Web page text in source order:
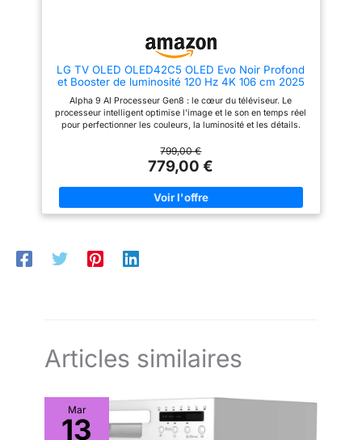
LG TV OLED OLED42C5 OLED Evo Noir Profond
et Booster de luminosité 120 Hz 4K 106 cm 2025
Alpha 9 AI Processeur Gen8 : le cœur du téléviseur. Le
processeur intelligent optimise l'image et le son en temps réel
pour perfectionner les couleurs, la luminosité et les détails.
algorithme d'amplification de la lumière garantissent des
images extrêmement lumineuses et vives qui révèlent chaque
détail. Noir parfait : la technologie Perfect Black certifiée UL
produit des noirs absolus qui augmentent le contraste et la
luminosité perçue dans n'importe quelle scène, que ce soit
dans des pièces claires ou sombres. Jouez en 4K à 120 Hz :
utilisateur intuitive permet un accès facile à toutes vos
799,00 €
779,00 €
Articles similaires
Mar
13